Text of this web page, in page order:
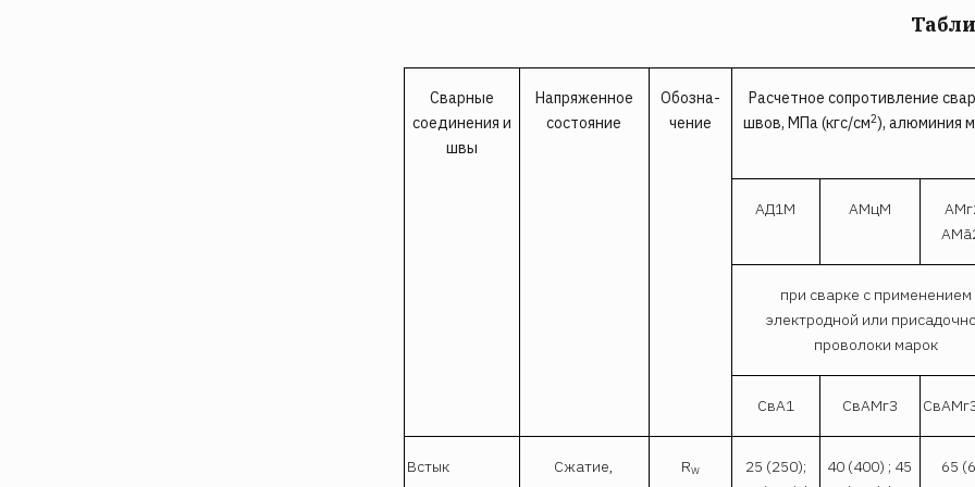
Сварные
соединения и
швы
Напряженное
состояние
Обозна­
чение
Расчетное сопротивление
швов, МПа (кгс/см2), алюминия
АД1М AMцM
при сварке с применением
электродной или
проволоки марок
СвА1 СвАМгЗ
Встык
Сжатие,
Rw
25 (250);
40 (400) ; 45
65